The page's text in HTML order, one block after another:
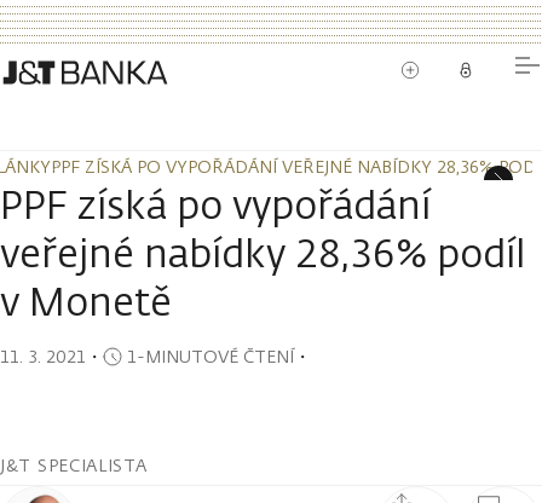
PPF ZÍSKÁ PO VYPOŘÁDÁNÍ VEŘEJNÉ NABÍDKY 28,36%
PPF ZÍSKÁ PO VYPOŘÁDÁNÍ VEŘEJNÉ NABÍDKY 28,36%
PPF získá po vypořádání
veřejné nabídky 28,36% podíl
v Monetě
11. 3. 2021 ・ 1-MINUTOVÉ ČTENÍ・
J&T SPECIALISTA